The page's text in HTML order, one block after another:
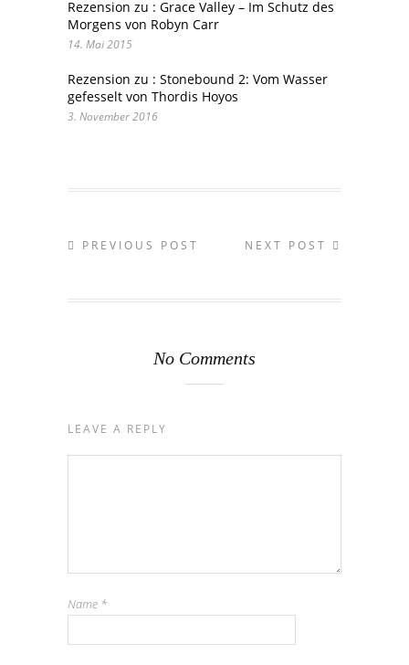
Rezension zu : Grace Valley – Im Schutz des
Morgens von Robyn Carr
14. Mai 2015
Rezension zu : Stonebound 2: Vom Wasser
gefesselt von Thordis Hoyos
3. November 2016
PREVIOUS POST NEXT POST
No Comments
LEAVE A REPLY
Name *